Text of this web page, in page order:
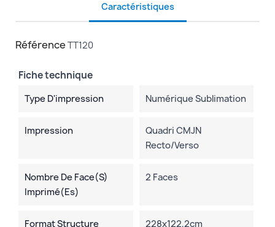
Caractéristiques
Référence TT120
Fiche technique
Type D'impression Numérique Sublimation
Impression
Quadri CMJN
Recto/verso
Nombre De Face(s)
Imprimé(es)
2 Faces
Format Structure 228x122,2cm